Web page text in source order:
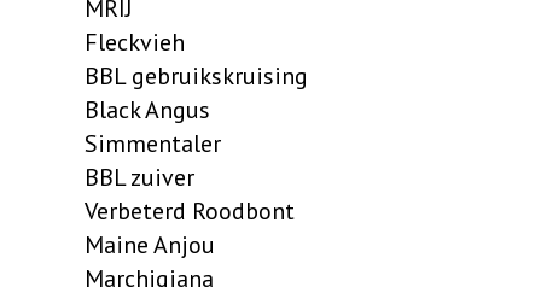
MRIJ
Fleckvieh
BBL gebruikskruising
Black Angus
Simmentaler
BBL zuiver
Verbeterd Roodbont
Maine Anjou
Marchigiana